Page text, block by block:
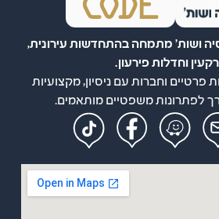
ושות' מתמחה בהתחדשות עירונית,
וחדלות פירעון.
פרטיים וחברות עם ניסיון, מקצועיות
לפתרונות משפטיים מותאמים.